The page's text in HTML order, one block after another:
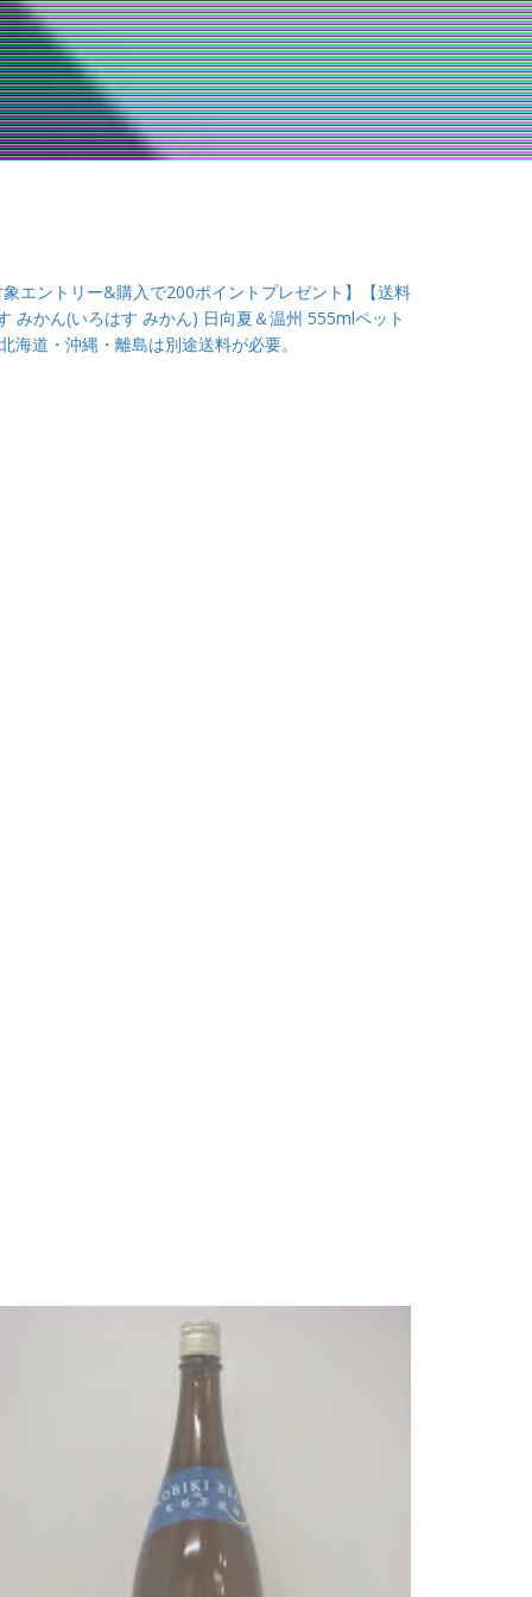
エントリー&購入で200ポイントプレゼント】【送料
みかん(いろはす みかん) 日向夏＆温州 555mlペット
道・沖縄・離島は別途送料が必要。